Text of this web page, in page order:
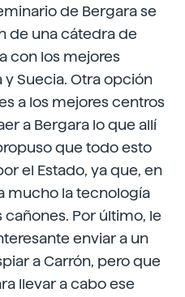
de Bergara se
de una cátedra de
con los mejores
y Suecia. Otra opción
a los mejores centros
a Bergara lo que allí
que todo esto
el Estado, ya que, en
mucho la tecnología
Por último, le
enviar a un
a Carrón, pero que
llevar a cabo ese